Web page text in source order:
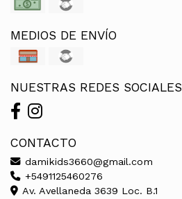
MEDIOS DE ENVÍO
NUESTRAS REDES SOCIALES
CONTACTO
damikids3660@gmail.com
+5491125460276
Av. Avellaneda 3639 Loc. B.1